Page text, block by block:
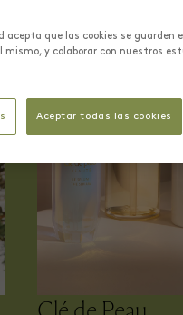
que las cookies se guarden
y colaborar con nuestros
Aceptar todas las cookies